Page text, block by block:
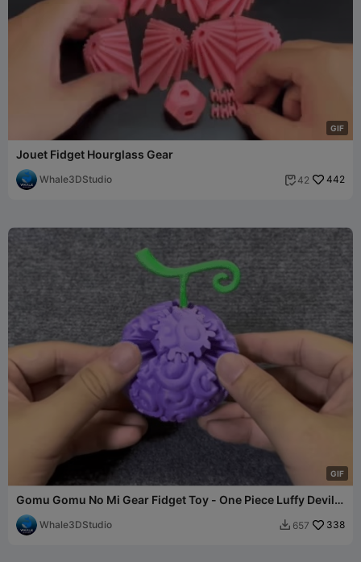
GIF
Jouet Fidget Hourglass Gear
Whale3DStudio  42 442
GIF
Gomu Gomu No Mi Gear Fidget Toy - One Piece Luffy Devil
Frui
Whale3DStudio  657 338